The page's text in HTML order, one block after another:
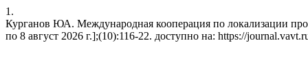
1.
Курганов ЮА. Международная кооперация по локализации
по 8 август 2026 г.];(10):116-22. доступно на: https://